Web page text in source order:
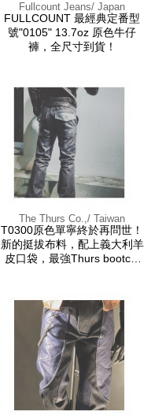
Fullcount Jeans/ Japan
FULLCOUNT 最經典定番型
號"0105" 13.7oz 原色牛仔
褲，全尺寸到貨！
The Thurs Co.,/ Taiwan
T0300原色單寧終於再問世！
新的挺拔布料，配上義大利羊
皮口袋，最強Thurs bootcut